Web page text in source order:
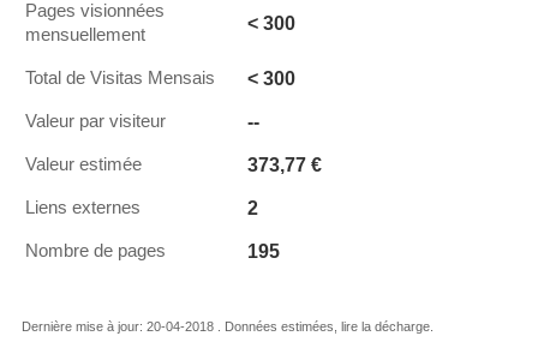
Pages visionnées
mensuellement
< 300
Total de Visitas Mensais < 300
Valeur par visiteur --
Valeur estimée 373,77 €
Liens externes 2
Nombre de pages 195
Dernière mise à jour: 20-04-2018 . Données estimées, lire la décharge.